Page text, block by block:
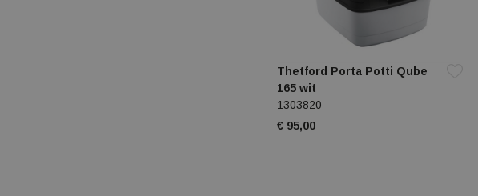
Thetford Porta Potti Qube
165 wit
1303820
€ 95,00